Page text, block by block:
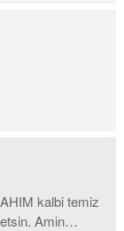
kalbi temiz
etsin. Amin…